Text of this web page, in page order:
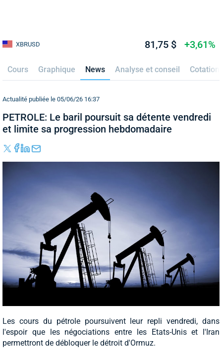
XBRUSD 81,75 $ +3,61%
Cours Graphique News Analyse et conseil
Actualité publiée le 05/06/26 16:37
PETROLE: Le baril poursuit sa détente vendredi
et limite sa progression hebdomadaire
Les cours du pétrole poursuivent leur repli vendredi, dans
l'espoir que les négociations entre les Etats-Unis et l'Iran
permettront de débloquer le détroit d'Ormuz.